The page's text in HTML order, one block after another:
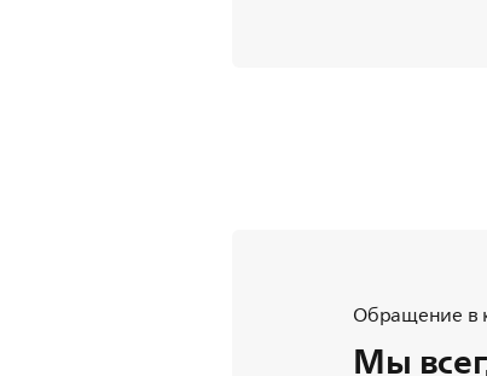
Обращение в
Мы